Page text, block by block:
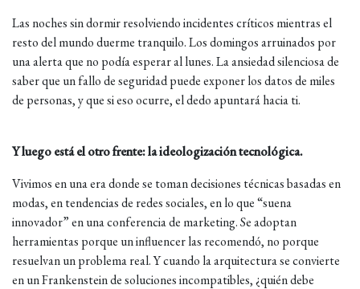
Las noches sin dormir resolviendo incidentes críticos mientras el
resto del mundo duerme tranquilo. Los domingos arruinados por
una alerta que no podía esperar al lunes. La ansiedad silenciosa de
saber que un fallo de seguridad puede exponer los datos de miles
de personas, y que si eso ocurre, el dedo apuntará hacia ti.
Y luego está el otro frente: la ideologización tecnológica.
Vivimos en una era donde se toman decisiones técnicas basadas en
modas, en tendencias de redes sociales, en lo que “suena
innovador” en una conferencia de marketing. Se adoptan
herramientas porque un influencer las recomendó, no porque
resuelvan un problema real. Y cuando la arquitectura se convierte
en un Frankenstein de soluciones incompatibles, ¿quién debe